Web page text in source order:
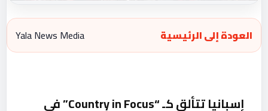
العودة إلى الرئيسية Yala News Media
إسبانيا تتألق كـ “Country in Focus” في